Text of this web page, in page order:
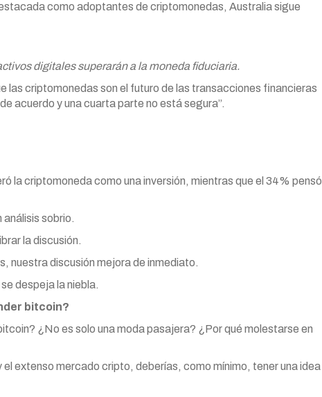
como adoptantes de criptomonedas, Australia sigue
digitales superarán a la moneda fiduciaria.
las criptomonedas son el futuro de las transacciones financieras
acuerdo y una cuarta parte no está segura”.
la criptomoneda como una inversión, mientras que el 34% pensó
análisis sobrio.
la discusión.
nuestra discusión mejora de inmediato.
despeja la niebla.
bitcoin?
¿No es solo una moda pasajera? ¿Por qué molestarse en
extenso mercado cripto, deberías, como mínimo, tener una idea